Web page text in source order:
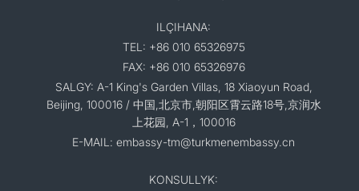
ILÇIHANA:
TEL: +86 010 65326975
FAX: +86 010 65326976
SALGY: A-1 King's Garden Villas, 18 Xiaoyun Road,
Beijing, 100016 / 中国,北京市,朝阳区霄云路18号,京润水
上花园, A-1，100016
E-MAIL: embassy-tm@turkmenembassy.cn
KONSULLYK: